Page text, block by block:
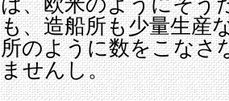
も、造船所も少量生産
所のように数をこなさ
ませんし。